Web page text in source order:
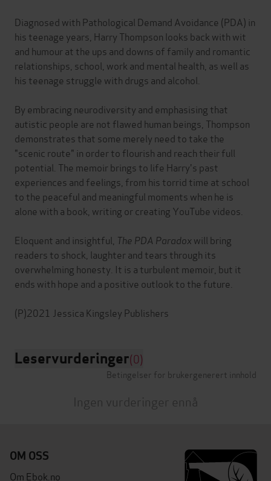
Diagnosed with Pathological Demand Avoidance (PDA) in
his teenage years, Harry Thompson looks back with wit
and humour at the ups and downs of family and romantic
relationships, school, work and mental health, as well as
his teenage struggle with drugs and alcohol.
By embracing neurodiversity and emphasising that
autistic people are not flawed human beings, Thompson
demonstrates that some merely need to take the
"scenic route" in order to flourish and reach their full
potential. The memoir brings to life Harry's past
experiences and feelings, from his torrid time at school
to the peaceful and meaningful moments when he is
alone with a book, writing or creating YouTube videos.
Eloquent and insightful, The PDA Paradoxwill bring
readers to shock, laughter and tears through its
overwhelming honesty. It is a turbulent memoir, but it
ends with hope and a positive outlook to the future.
Leservurderinger(0)
Betingelser for brukergenerert innhold
Ingen vurderinger ennå
OM OSS
Om Ebok.no